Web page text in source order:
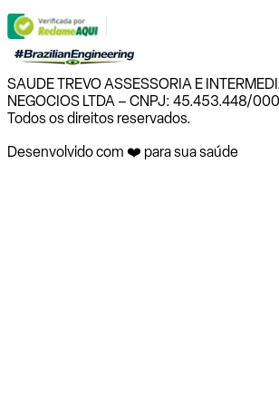
SAUDE TREVO ASSESSORIA E
NEGOCIOS LTDA – CNPJ: 45.453.448/
Todos os direitos reservados.
Desenvolvido com ❤️ para sua saúde